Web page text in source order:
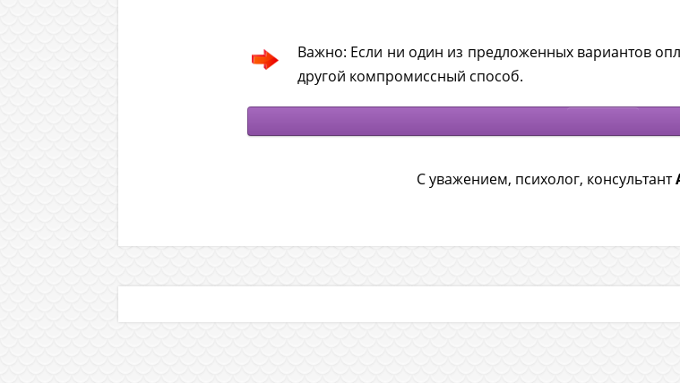
Важно: Если ни один из предложенных вариантов
другой компромиссный способ.
С уважением, психолог, консультант